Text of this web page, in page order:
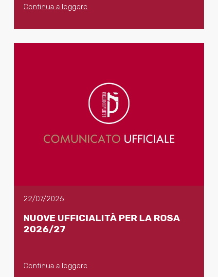
Continua a leggere
22/07/2026
NUOVE UFFICIALITÀ PER LA ROSA
2026/27
Continua a leggere